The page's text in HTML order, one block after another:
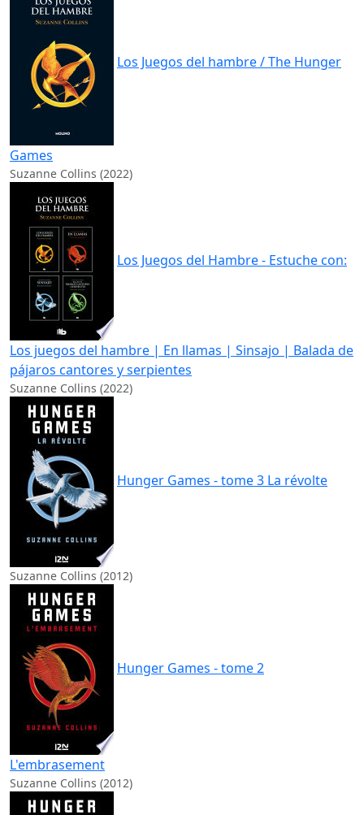
Los Juegos del hambre / The Hunger
Games
Suzanne Collins (2022)
Los Juegos del Hambre - Estuche con:
Los juegos del hambre | En llamas | Sinsajo | Balada de
pájaros cantores y serpientes
Suzanne Collins (2022)
Hunger Games - tome 3 La révolte
Suzanne Collins (2012)
Hunger Games - tome 2
L'embrasement
Suzanne Collins (2012)